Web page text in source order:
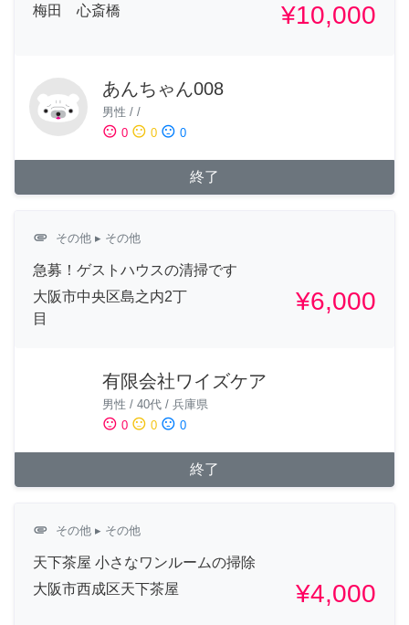
梅田 心斎橋 ¥10,000
あんちゃん008
男性 / /
sentiment_satisfied 0 sentiment_neutral 0 sentiment_dissatisfied 0
終了
attachment その他 ▸ その他
急募！ゲストハウスの清掃です
大阪市中央区島之内2丁
目
¥6,000
有限会社ワイズケア
男性 / 40代 / 兵庫県
sentiment_satisfied 0 sentiment_neutral 0 sentiment_dissatisfied 0
終了
attachment その他 ▸ その他
天下茶屋 小さなワンルームの掃除
大阪市西成区天下茶屋
¥4,000